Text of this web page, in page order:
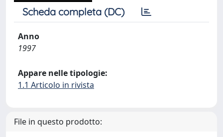
Scheda completa (DC)
Anno
1997
Appare nelle tipologie:
1.1 Articolo in rivista
File in questo prodotto: